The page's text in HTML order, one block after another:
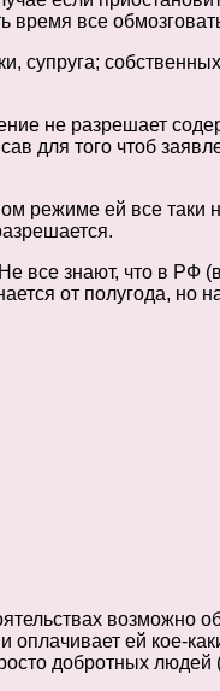
время все
супруга;
не разрешает
для того чтоб
режиме ей все таки
все знают, что в РФ
от полугода, но
возможно
ей кое-
добротных людей